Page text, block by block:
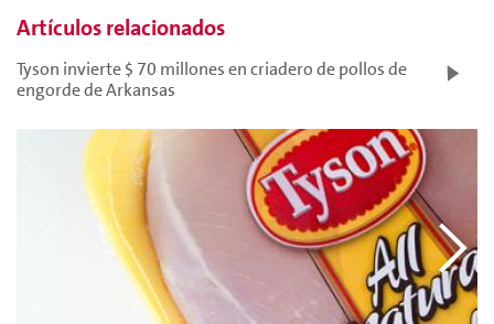
Artículos relacionados
Tyson invierte $ 70 millones en criadero de pollos de
engorde de Arkansas